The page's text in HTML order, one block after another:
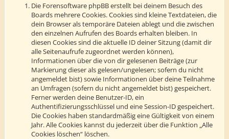
Die Forensoftware phpBB erstellt bei deinem Besuch des
Boards mehrere Cookies. Cookies sind kleine Textdateien, die
dein Browser als temporäre Dateien ablegt und die zwischen
den einzelnen Aufrufen des Boards erhalten bleiben. In
diesen Cookies sind die aktuelle ID deiner Sitzung (damit dir
alle Seitenaufrufe zugeordnet werden können),
Informationen über die von dir gelesenen Beiträge (zur
Markierung dieser als gelesen/ungelesen; sofern du nicht
angemeldet bist) sowie Informationen über deine Teilnahme
an Umfragen (sofern du nicht angemeldet bist) gespeichert.
Ferner werden deine Benutzer-ID, ein
Authentifizierungsschlüssel und eine Session-ID gespeichert.
Die Cookies haben standardmäßig eine Gültigkeit von einem
Jahr. Alle Cookies kannst du jederzeit über die Funktion „Alle
Cookies löschen“ löschen.